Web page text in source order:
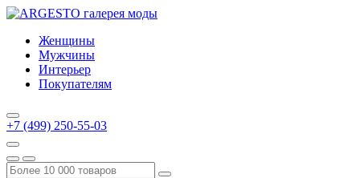
Женщины
Мужчины
Интерьер
Покупателям
+7 (499) 250-55-03